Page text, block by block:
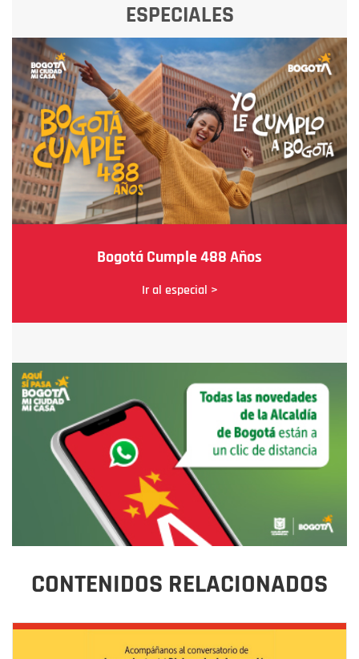
ESPECIALES
Bogotá Cumple 488 Años
Ir al especial >
CONTENIDOS RELACIONADOS